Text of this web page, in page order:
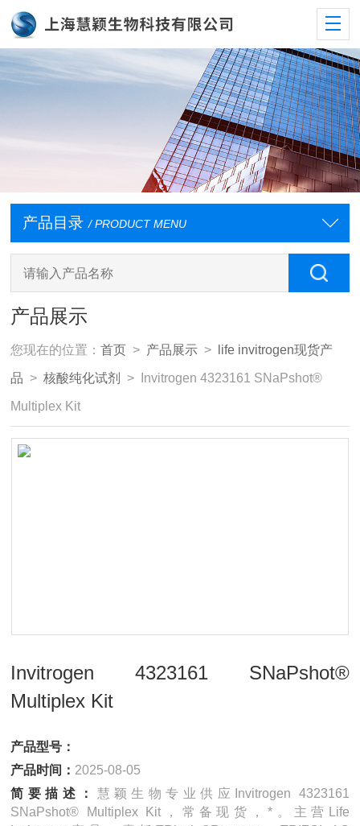
产品目录 / PRODUCT MENU
产品展示
您现在的位置：首页 > 产品展示 > life invitrogen现货产
品 >核酸纯化试剂 > Invitrogen 4323161 SNaPshot®
Multiplex Kit
Invitrogen 4323161 SNaPshot®
Multiplex Kit
产品型号：
产品时间： 2025-08-05
简要描述： 慧颖生物专业供应Invitrogen 4323161
SNaPshot® Multiplex Kit，常备现货，*。主营Life